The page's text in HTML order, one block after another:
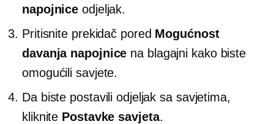
napojnice odjeljak.
Pritisnite prekidač pored Mogućnost
davanja napojnice na blagajni kako biste
omogućili savjete.
Da biste postavili odjeljak sa savjetima,
kliknite Postavke savjeta.